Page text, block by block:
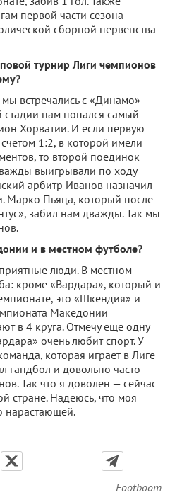
первой части сезона
сборной первенства
турнир Лиги чемпионов
встречались с «Динамо»
стадии нам попался самый
Хорватии. И если первую
1:2, в которой имели
то второй поединок
выигрывали по ходу
арбитр Иванов назначил
Марко Пьяца, который после
забил нам дважды. Так мы
и в местном футболе?
люди. В местном
кроме «Вардара», который и
это «Шкендия» и
Македонии
в 4 круга. Отмечу еще одну
очень любит спорт. У
которая играет в Лиге
гандбол и довольно часто
Так что я доволен — сейчас
стране. Надеюсь, что моя
нарастающей.
Footboom